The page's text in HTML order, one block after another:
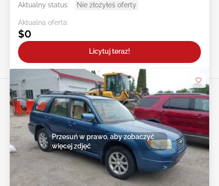
Aktualny status:
Nie złożyłeś oferty
Aktualna oferta:
$0
Licytuj teraz!
Przesuń w prawo, aby zobaczyć
więcej zdjęć